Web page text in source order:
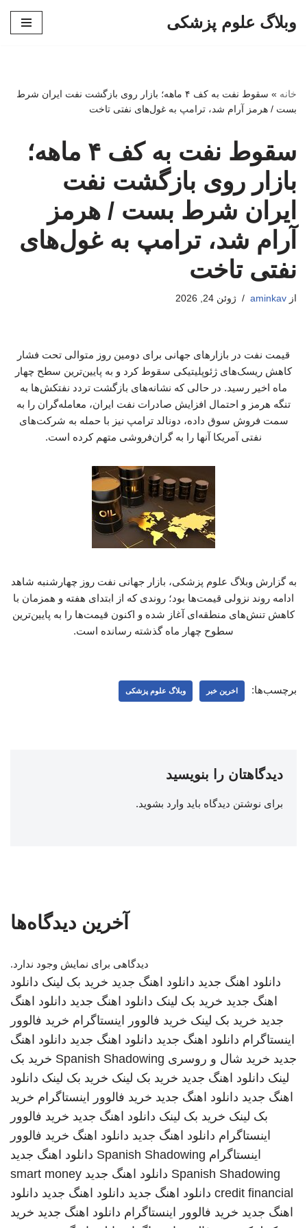
وبلاگ علوم پزشکی
خانه »
سقوط نفت به کف ۴ ماهه؛ بازار روی بازگشت نفت ایران شرط
بست / هرمز آرام شد، ترامپ به غول‌های نفتی تاخت
سقوط نفت به کف ۴ ماهه؛
بازار روی بازگشت نفت
ایران شرط بست / هرمز
آرام شد، ترامپ به غول‌های
نفتی تاخت
از aminkav ژوئن 24, 2026
قیمت نفت در بازارهای جهانی برای دومین روز متوالی تحت فشار
کاهش ریسک‌های ژئوپلیتیکی سقوط کرد و به پایین‌ترین سطح چهار
ماه اخیر رسید. در حالی که نشانه‌های بازگشت تردد نفتکش‌ها به
تنگه هرمز و احتمال افزایش صادرات نفت ایران، معامله‌گران را به
سمت فروش سوق داده، دونالد ترامپ نیز با حمله به شرکت‌های
نفتی آمریکا آنها را به گران‌فروشی متهم کرده است.
به گزارش وبلاگ علوم پزشکی، بازار جهانی نفت روز چهارشنبه شاهد
ادامه روند نزولی قیمت‌ها بود؛ روندی که از ابتدای هفته و همزمان با
کاهش تنش‌های منطقه‌ای آغاز شده و اکنون قیمت‌ها را به پایین‌ترین
سطوح چهار ماه گذشته رسانده است.
برچسب‌ها: اخرین خبر وبلاگ علوم پزشکی
دیدگاهتان را بنویسید
برای نوشتن دیدگاه باید وارد بشوید.
آخرین دیدگاه‌ها
دیدگاهی برای نمایش وجود ندارد.
دانلود اهنگ جدید دانلود اهنگ جدید خرید بک لینک دانلود
اهنگ جدید خرید بک لینک دانلود اهنگ جدید دانلود اهنگ
جدید خرید بک لینک خرید فالوور اینستاگرام خرید فالوور
اینستاگرام دانلود اهنگ جدید دانلود اهنگ جدید دانلود اهنگ
جدید خرید شال و روسری Spanish Shadowing خرید بک
لینک دانلود اهنگ جدید خرید بک لینک خرید بک لینک دانلود
اهنگ جدید دانلود اهنگ جدید خرید فالوور اینستاگرام خرید
بک لینک خرید بک لینک دانلود اهنگ جدید خرید فالوور
اینستاگرام دانلود اهنگ جدید دانلود اهنگ خرید فالوور
اینستاگرام Spanish Shadowing دانلود اهنگ جدید
Spanish Shadowing دانلود اهنگ جدید smart money
credit financial دانلود اهنگ جدید دانلود اهنگ جدید دانلود
اهنگ جدید خرید فالوور اینستاگرام دانلود اهنگ جدید خرید